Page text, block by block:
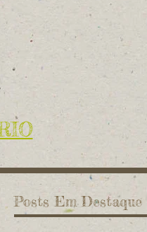
Posts Em Destaque